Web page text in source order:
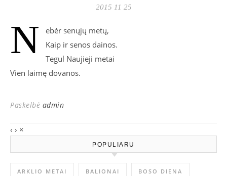
2015 11 25
N
ebėr senųjų metų,
Kaip ir senos dainos.
Tegul Naujieji metai
Vien laimę dovanos.
Paskelbė admin
‹ › ×
POPULIARU
ARKLIO METAI BALIONAI BOSO DIENA